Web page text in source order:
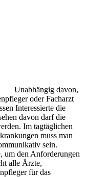
Unabhängig davon,
oder Facharzt
Interessierte die
davon darf die
Im tagtäglichen
muss man
sein.
um den Anforderungen
alle Ärzte,
für das